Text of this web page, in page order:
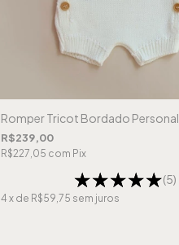
Romper Tricot Bordado
R$239,00
R$227,05 com Pix
(5)
4 x de R$59,75 sem juros